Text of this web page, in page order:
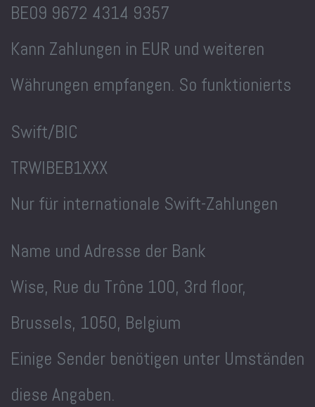
BE09 9672 4314 9357
Kann Zahlungen in EUR und weiteren
Währungen empfangen. So funktionierts
Swift/BIC
TRWIBEB1XXX
Nur für internationale Swift-Zahlungen
Name und Adresse der Bank
Wise, Rue du Trône 100, 3rd floor,
Brussels, 1050, Belgium
Einige Sender benötigen unter Umständen
diese Angaben.